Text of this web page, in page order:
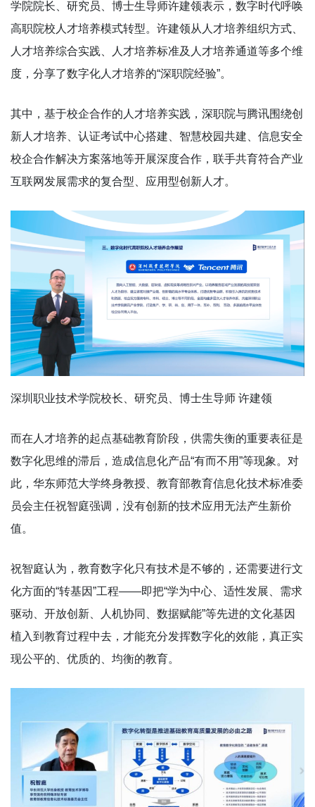
学院院长、研究员、博士生导师许建领表示，数字时代呼唤
高职院校人才培养模式转型。许建领从人才培养组织方式、
人才培养综合实践、人才培养标准及人才培养通道等多个维
度，分享了数字化人才培养的“深职院经验”。
其中，基于校企合作的人才培养实践，深职院与腾讯围绕创
新人才培养、认证考试中心搭建、智慧校园共建、信息安全
校企合作解决方案落地等开展深度合作，联手共育符合产业
互联网发展需求的复合型、应用型创新人才。
深圳职业技术学院校长、研究员、博士生导师 许建领
而在人才培养的起点基础教育阶段，供需失衡的重要表征是
数字化思维的滞后，造成信息化产品“有而不用”等现象。对
此，华东师范大学终身教授、教育部教育信息化技术标准委
员会主任祝智庭强调，没有创新的技术应用无法产生新价
值。
祝智庭认为，教育数字化只有技术是不够的，还需要进行文
化方面的“转基因”工程——即把“学为中心、适性发展、需求
驱动、开放创新、人机协同、数据赋能”等先进的文化基因
植入到教育过程中去，才能充分发挥数字化的效能，真正实
现公平的、优质的、均衡的教育。